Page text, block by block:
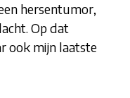
hersentumor,
Op dat
ook mijn laatste